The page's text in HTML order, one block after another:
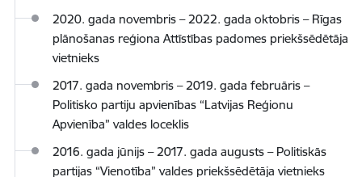
2020. gada novembris – 2022. gada oktobris – Rīgas
plānošanas reģiona Attīstības padomes priekšsēdētāja
vietnieks
2017. gada novembris – 2019. gada februāris –
Politisko partiju apvienības “Latvijas Reģionu
Apvienība” valdes loceklis
2016. gada jūnijs – 2017. gada augusts – Politiskās
partijas “Vienotība” valdes priekšsēdētāja vietnieks